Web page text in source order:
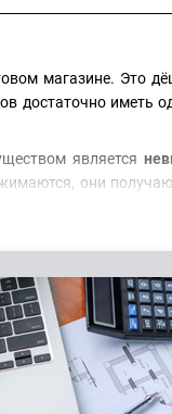
магазине. Это
достаточно иметь
является
они
Простая
или ресторана —
Контактная
066 625-20-86
050 334-58-25
Перезвонить